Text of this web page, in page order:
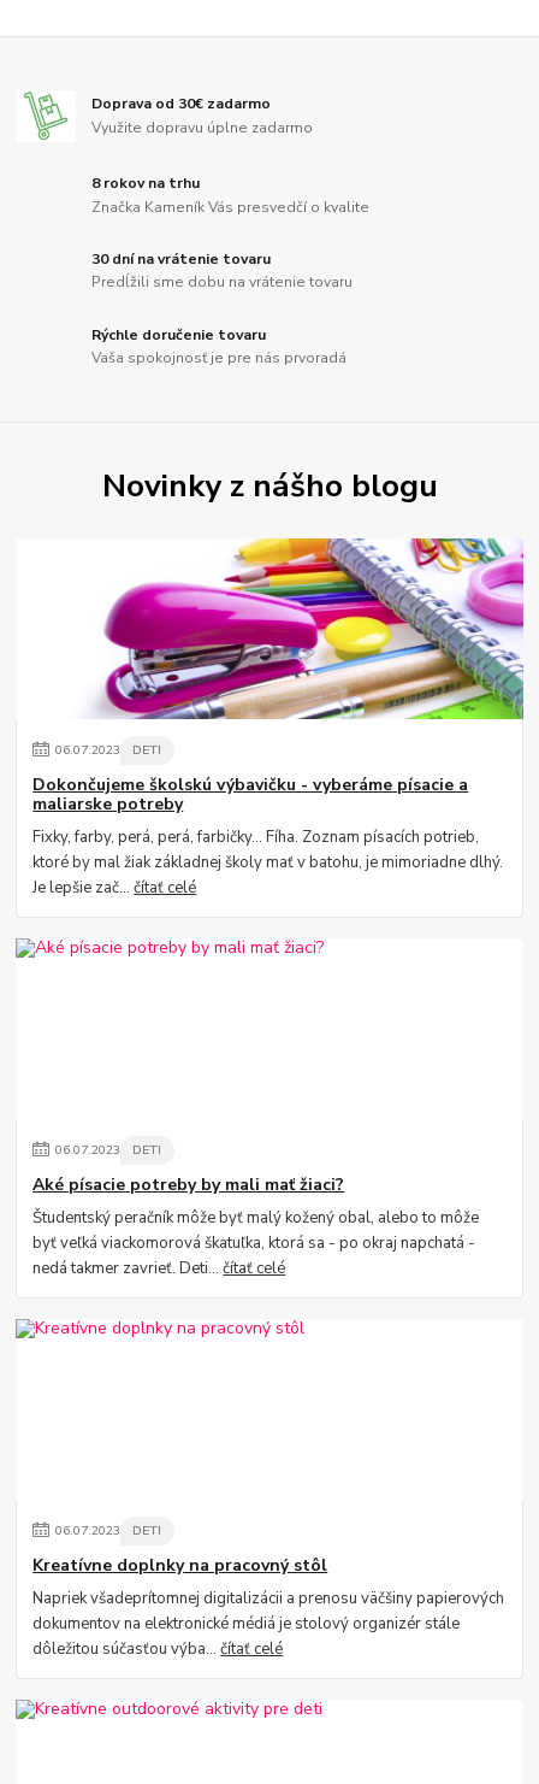
Doprava od 30€ zadarmo
Využite dopravu úplne zadarmo
8 rokov na trhu
Značka Kameník Vás presvedčí o kvalite
30 dní na vrátenie tovaru
Predĺžili sme dobu na vrátenie tovaru
Rýchle doručenie tovaru
Vaša spokojnosť je pre nás prvoradá
Novinky z nášho blogu
06.07.2023 DETI
Dokončujeme školskú výbavičku - vyberáme písacie a
maliarske potreby
Fixky, farby, perá, perá, farbičky... Fíha. Zoznam písacích potrieb,
ktoré by mal žiak základnej školy mať v batohu, je mimoriadne dlhý.
Je lepšie zač...čítať celé
06.07.2023 DETI
Aké písacie potreby by mali mať žiaci?
Študentský peračník môže byť malý kožený obal, alebo to môže
byť veľká viackomorová škatuľka, ktorá sa - po okraj napchatá -
nedá takmer zavrieť. Deti...čítať celé
06.07.2023 DETI
Kreatívne doplnky na pracovný stôl
Napriek všadeprítomnej digitalizácii a prenosu väčšiny papierových
dokumentov na elektronické médiá je stolový organizér stále
dôležitou súčasťou výba...čítať celé